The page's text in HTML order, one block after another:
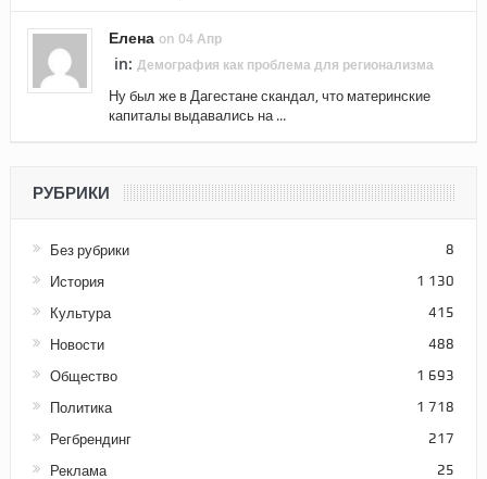
Елена on 04 Апр
in: Демография как проблема для регионализма
Ну был же в Дагестане скандал, что материнские
капиталы выдавались на ...
РУБРИКИ
Без рубрики 8
История 1 130
Культура 415
Новости 488
Общество 1 693
Политика 1 718
Регбрендинг 217
Реклама 25